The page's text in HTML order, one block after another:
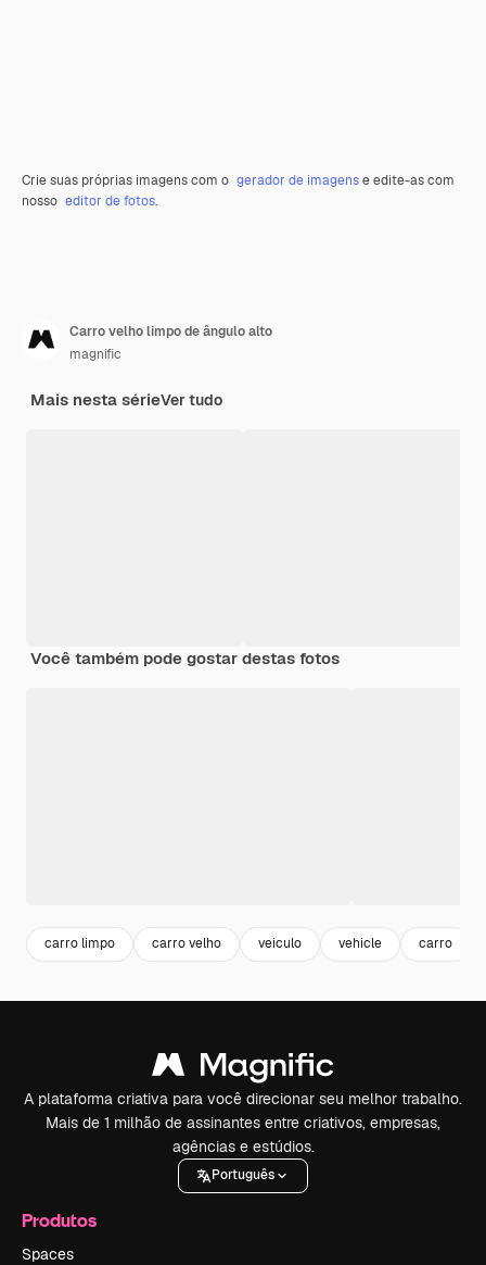
Crie suas próprias imagens com o gerador de imagense edite-as com
nosso editor de fotos.
Carro velho limpo de ângulo alto
magnific
Mais nesta sérieVer tudo
Você também pode gostar destas fotos
carro limpo carro velho veiculo vehicle carro
A plataforma criativa para você direcionar seu melhor trabalho.
Mais de 1 milhão de assinantes entre criativos, empresas,
agências e estúdios.
Português
Produtos
Spaces